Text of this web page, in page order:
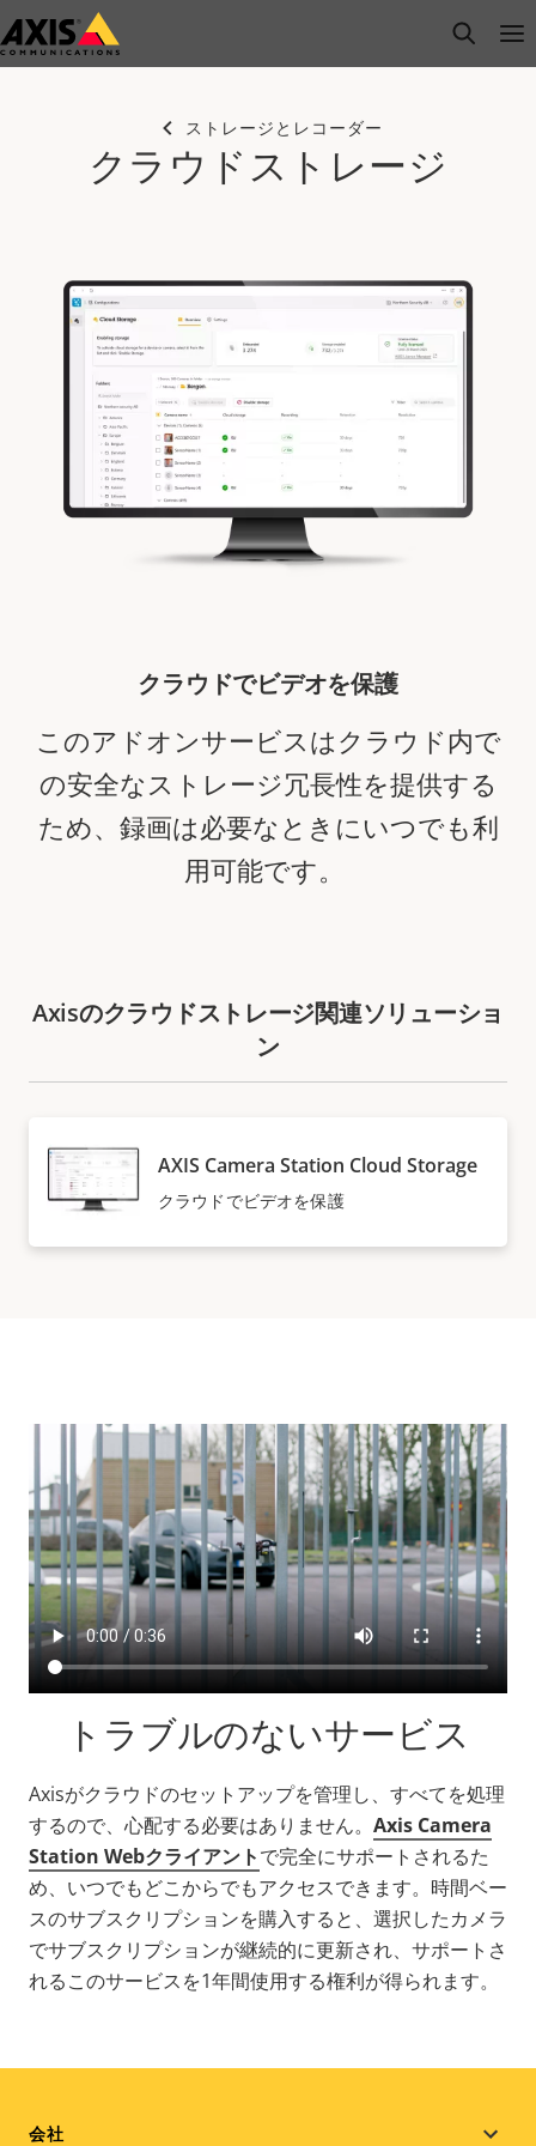
メ
イ
open
ストレージとレコーダー
クラウドストレージ
クラウドでビデオを保護
このアドオンサービスはクラウド内で
の安全なストレージ冗長性を提供する
ため、録画は必要なときにいつでも利
用可能です。
Axisのクラウドストレージ関連ソリューショ
ン
AXIS Camera Station Cloud Storage
クラウドでビデオを保護
トラブルのないサービス
Axisがクラウドのセットアップを管理し、すべてを処理
するので、心配する必要はありません。 Axis Camera
Station Webクライアントで完全にサポートされるた
め、いつでもどこからでもアクセスできます。時間ベー
スのサブスクリプションを購入すると、選択したカメラ
でサブスクリプションが継続的に更新され、サポートさ
れるこのサービスを1年間使用する権利が得られます。
会社